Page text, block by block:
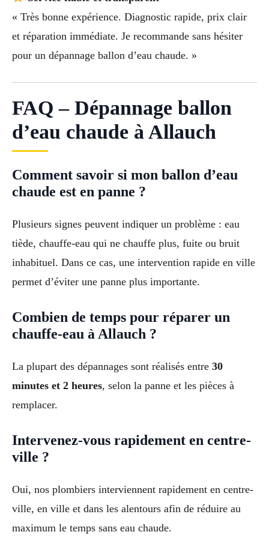
« Très bonne expérience. Diagnostic rapide, prix clair
et réparation immédiate. Je recommande sans hésiter
pour un dépannage ballon d’eau chaude. »
FAQ – Dépannage ballon
d’eau chaude à Allauch
Comment savoir si mon ballon d’eau
chaude est en panne ?
Plusieurs signes peuvent indiquer un problème : eau
tiède, chauffe-eau qui ne chauffe plus, fuite ou bruit
inhabituel. Dans ce cas, une intervention rapide en ville
permet d’éviter une panne plus importante.
Combien de temps pour réparer un
chauffe-eau à Allauch ?
La plupart des dépannages sont réalisés entre 30
minutes et 2 heures, selon la panne et les pièces à
remplacer.
Intervenez-vous rapidement en centre-
ville ?
Oui, nos plombiers interviennent rapidement en centre-
ville, en ville et dans les alentours afin de réduire au
maximum le temps sans eau chaude.